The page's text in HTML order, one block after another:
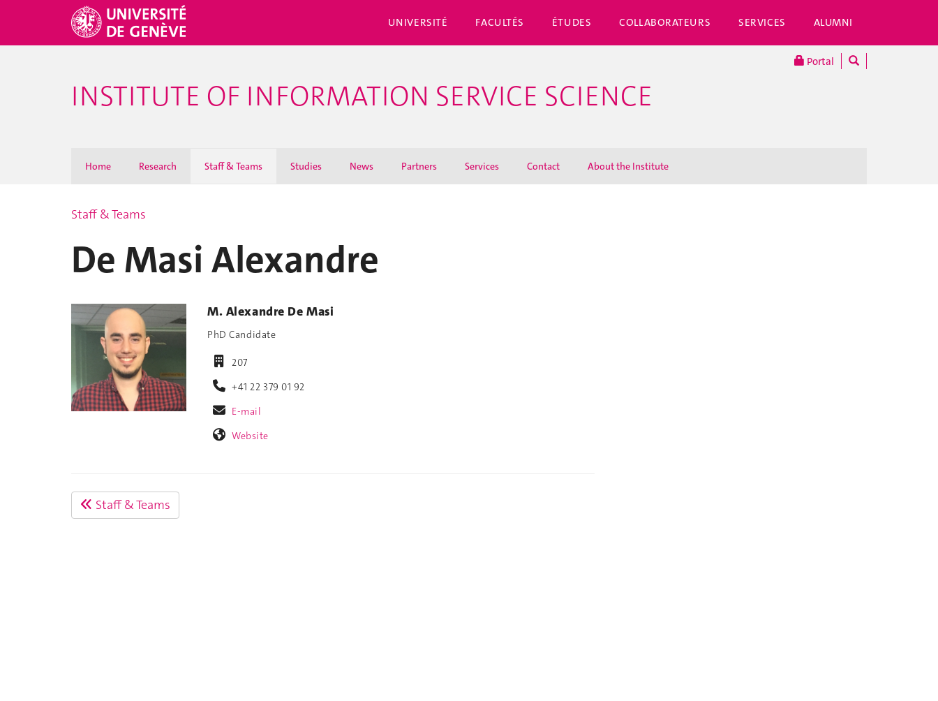
UNIVERSITÉ FACULTÉS ÉTUDES COLLABORATEURS SERVICES ALUMNI
Portal
INSTITUTE OF INFORMATION SERVICE SCIENCE
Home Research Staff & Teams Studies News Partners Services Contact About the Institute
Staff & Teams
De Masi Alexandre
M. Alexandre De Masi
PhD Candidate
207
+41 22 379 01 92
E-mail
Website
Staff & Teams